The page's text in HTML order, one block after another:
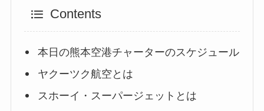
Contents
本日の熊本空港チャーターのスケジュール
ヤクーツク航空とは
スホーイ・スーパージェットとは